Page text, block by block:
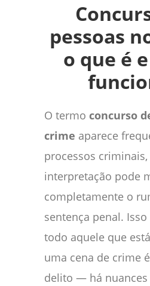
pessoas
o que é
O termo concurso
crime aparece
processos
interpretação pode
completamente o
sentença penal.
todo aquele que
uma cena de crime
delito — há nuances